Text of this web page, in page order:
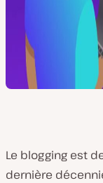
Le blogging est
dernière